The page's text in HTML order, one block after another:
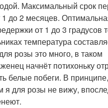
Максимальный срок
1 до 2 месяцев.
от 1 до 3 градусов
температура
розы это много, в таком
начнёт потихоньку
белые побеги. В
я для розы не вижу,